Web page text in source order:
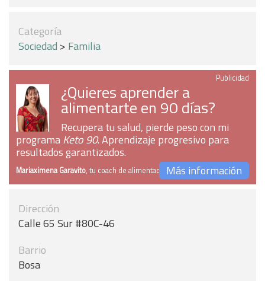
Categoría
Sociedad > Familia
Publicidad
¿Quieres aprender a
alimentarte en 90 días?
Recupera tu salud, pierde peso con mi
programaKeto 90. Aprendizaje progresivo para
resultados garantizados.
Mariaximena Garavito, tu coach de alimentaciónMás información
Dirección
Calle 65 Sur #80C-46
Barrio
Bosa